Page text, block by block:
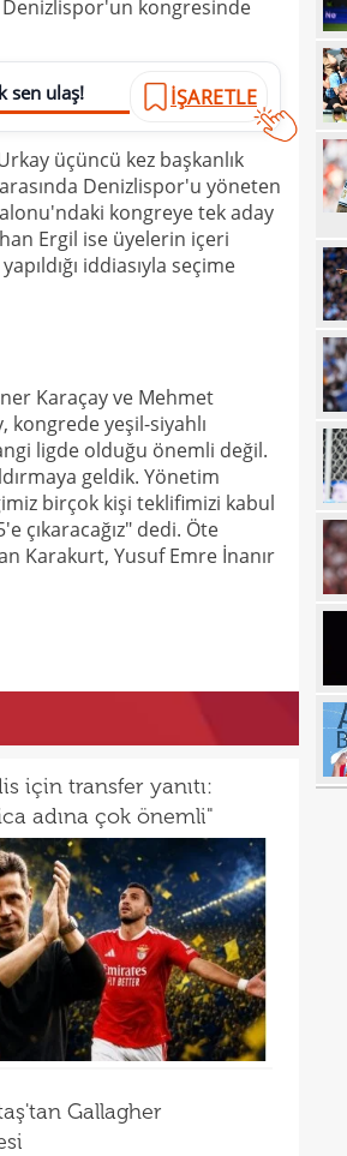
kongresinde
sen ulaş! İŞARETLE
üçüncü kez başkanlık
Denizlispor'u yöneten
kongreye tek aday
Ergil ise üyelerin içeri
iddiasıyla seçime
Karaçay ve Mehmet
yeşil-siyahlı
ligde olduğu önemli değil.
geldik. Yönetim
birçok kişi teklifimizi kabul
çıkaracağız" dedi. Öte
Karakurt, Yusuf Emre İnanır
için transfer yanıtı:
adına çok önemli"
Gallagher